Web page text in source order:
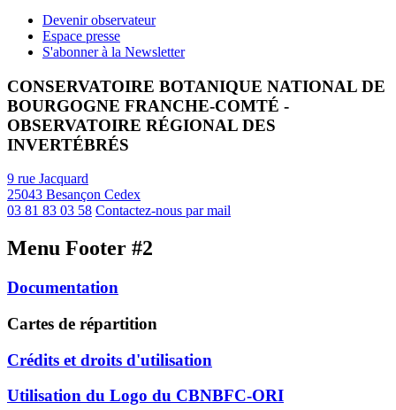
Devenir observateur
Espace presse
S'abonner à la Newsletter
CONSERVATOIRE BOTANIQUE NATIONAL DE
BOURGOGNE FRANCHE-COMTÉ -
OBSERVATOIRE RÉGIONAL DES
INVERTÉBRÉS
9 rue Jacquard
25043 Besançon Cedex
03 81 83 03 58 Contactez-nous par mail
Menu Footer #2
Documentation
Cartes de répartition
Crédits et droits d'utilisation
Utilisation du Logo du CBNBFC-ORI